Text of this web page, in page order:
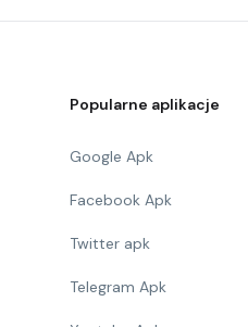
Popularne aplikacje
Google Apk
Facebook Apk
Twitter apk
Telegram Apk